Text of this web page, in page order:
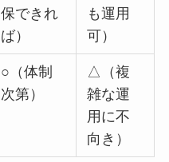
保できれ
ば）
も運用
可）
○（体制
次第）
△（複
雑な運
用に不
向き）